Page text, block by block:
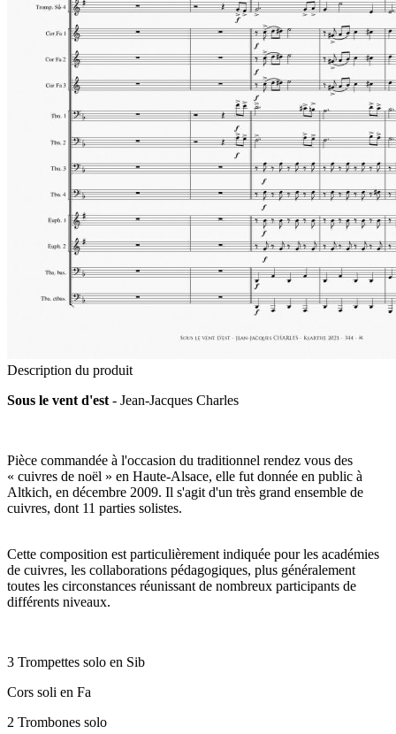
Description du produit
Sous le vent d'est - Jean-Jacques Charles
Pièce commandée à l'occasion du traditionnel rendez vous des
« cuivres de noël » en Haute-Alsace, elle fut donnée en public à
Altkich, en décembre 2009. Il s'agit d'un très grand ensemble de
cuivres, dont 11 parties solistes.
Cette composition est particulièrement indiquée pour les académies
de cuivres, les collaborations pédagogiques, plus généralement
toutes les circonstances réunissant de nombreux participants de
différents niveaux.
3 Trompettes solo en Sib
Cors soli en Fa
2 Trombones solo